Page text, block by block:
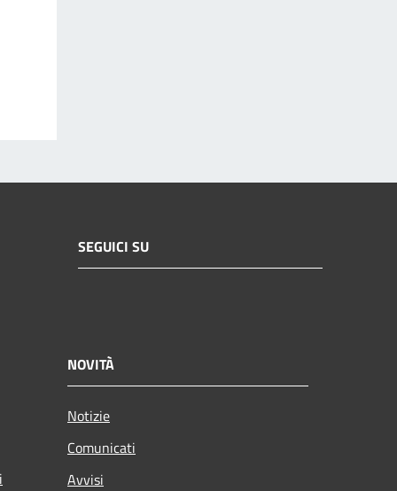
SEGUICI SU
NOVITÀ
Notizie
Comunicati
Avvisi